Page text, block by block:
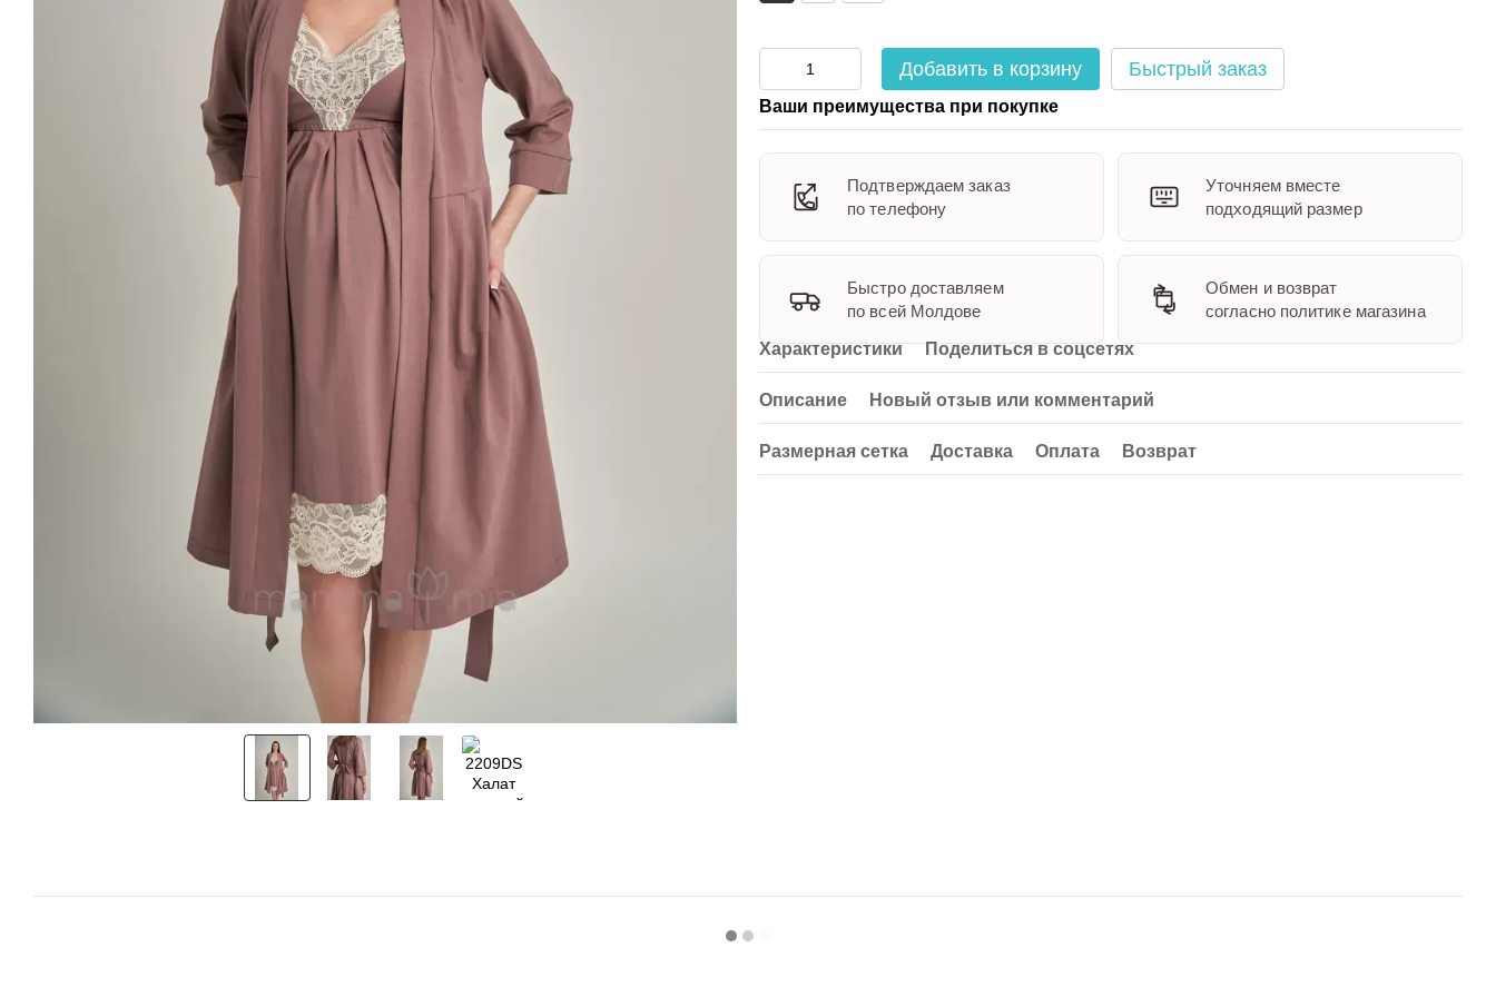
Добавить в корзину Быстрый заказ
Ваши преимущества при покупке
Подтверждаем заказ
по телефону
Уточняем вместе
подходящий размер
Быстро доставляем
по всей Молдове
Обмен и возврат
согласно политике магазина
Характеристики
Поделиться в соцсетях
Описание Новый отзыв или комментарий
Размерная сетка Доставка Оплата Возврат